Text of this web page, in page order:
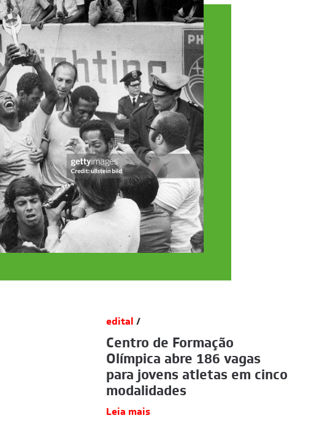
edital /
Centro de Formação
Olímpica abre 186 vagas
para jovens atletas em cinco
modalidades
Leia mais